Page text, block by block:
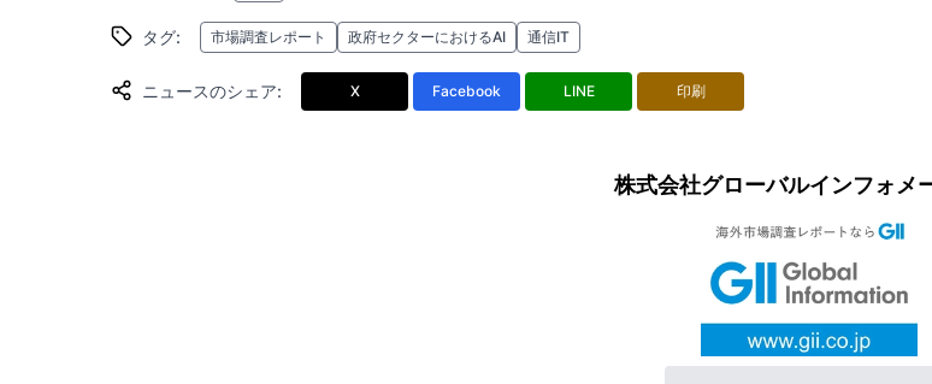
タグ: 市場調査レポート 政府セクターにおけるAI 通信IT
ニュースのシェア: X Facebook LINE 印刷
株式会社グローバルインフォメ